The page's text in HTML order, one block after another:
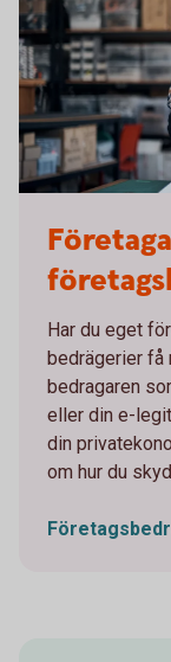
Har du eget
bedrägerier få
bedragaren
eller din e-
din
om hur du